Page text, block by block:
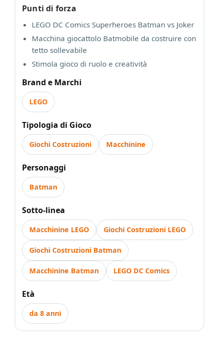
Punti di forza
LEGO DC Comics Superheroes Batman vs Joker
Macchina giocattolo Batmobile da costruire con
tetto sollevabile
Stimola gioco di ruolo e creatività
Brand e Marchi
LEGO
Tipologia di Gioco
Giochi Costruzioni Macchinine
Personaggi
Batman
Sotto-linea
Macchinine LEGO Giochi Costruzioni LEGO
Giochi Costruzioni Batman
Macchinine Batman LEGO DC Comics
Età
da 8 anni